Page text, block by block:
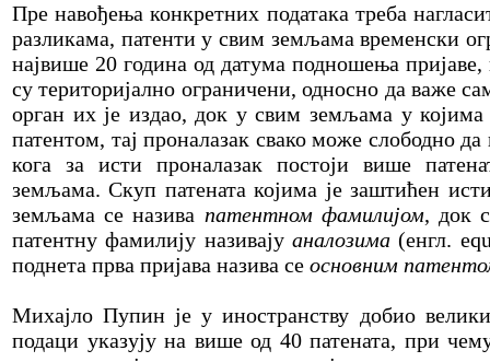
Пре навођења конкретних података треба
разликама, патенти у свим земљама временски
највише 20 година од датума подношења пријаве,
су територијално ограничени, односно да важе
орган их је издао, док у свим земљама у којима
патентом, тај проналазак свако може слободно да
кога за исти проналазак постоји више
земљама. Скуп патената којима је заштићен
земљама се назива патентном фамилијом, док
патентну фамилију називају аналозима (енгл.
поднета прва пријава назива се основним
Михајло Пупин је у иностранству добио
подаци указују на више од 40 патената, при